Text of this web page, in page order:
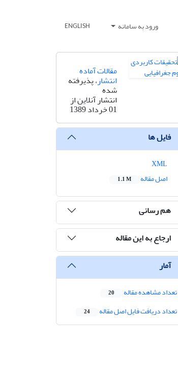
ورود به سامانه ENGLISH
مقالات آماده
انتشار، پذیرفته
شده
انتشار آنلاین از
01 خرداد 1389
فایل ها
اصل مقاله
1.1 M
هم رسانی
ارجاع به این مقاله
آمار
تعداد مشاهده مقاله 20
تعداد دریافت فایل اصل مقاله 24